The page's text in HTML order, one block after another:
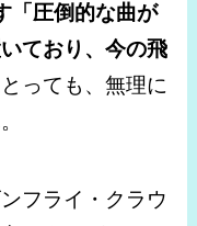
「圧倒的な曲が
ており、今の飛
っても、無理に
フライ・クラウ